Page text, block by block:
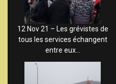
12 Nov 21 – Les grévistes de
tous les services échangent
entre eux…